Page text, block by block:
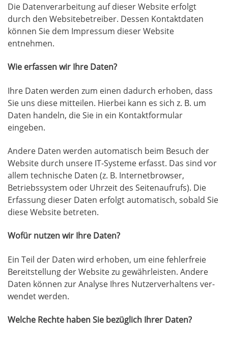
Die Daten­ver­ar­bei­tung auf die­ser Web­site erfolgt
durch den Web­site­be­trei­ber. Des­sen Kon­takt­da­ten
kön­nen Sie dem Impres­sum die­ser Web­site
entnehmen.
Wie erfas­sen wir Ihre Daten?
Ihre Daten wer­den zum einen dadurch erho­ben, dass
Sie uns die­se mit­tei­len. Hier­bei kann es sich z. B. um
Daten han­deln, die Sie in ein Kon­takt­for­mu­lar
eingeben.
Ande­re Daten wer­den auto­ma­tisch beim Besuch der
Web­site durch unse­re IT-Sys­te­me erfasst. Das sind vor
allem tech­ni­sche Daten (z. B. Inter­net­brow­ser,
Betriebs­sys­tem oder Uhr­zeit des Sei­ten­auf­rufs). Die
Erfas­sung die­ser Daten erfolgt auto­ma­tisch, sobald Sie
die­se Web­site betreten.
Wofür nut­zen wir Ihre Daten?
Ein Teil der Daten wird erho­ben, um eine feh­ler­freie
Bereit­stel­lung der Web­site zu gewähr­leis­ten. Ande­re
Daten kön­nen zur Ana­ly­se Ihres Nut­zer­ver­hal­tens ver­
wen­det werden.
Wel­che Rech­te haben Sie bezüg­lich Ihrer Daten?